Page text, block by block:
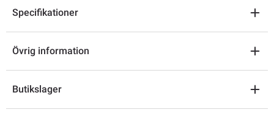
Specifikationer
Övrig information
Butikslager